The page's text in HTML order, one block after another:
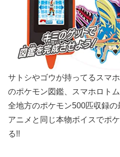
サトシやゴウが持ってるスマ
のポケモン図鑑、スマホロト
全地方のポケモン500匹収録の
アニメと同じ本物ボイスでポ
る!!